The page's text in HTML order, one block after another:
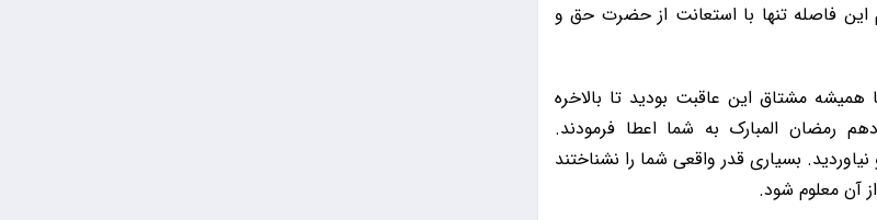
فاصله تنها با استعانت از حضرت حق و
مشتاق این عاقبت بودید تا بالاخره
رمضان المبارک به شما اعطا فرمودند.
بسیاری قدر واقعی شما را نشناختند
آن معلوم شود.